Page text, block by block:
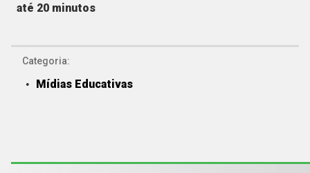
até 20 minutos
Categoria:
Mídias Educativas